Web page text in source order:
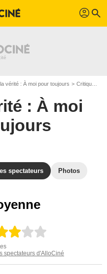
profil search
vérité : À moi pour toujours Critiques du film Toute la vérité : À moi pour toujours
: À moi
spectateurs Photos
spectateurs d'AlloCiné